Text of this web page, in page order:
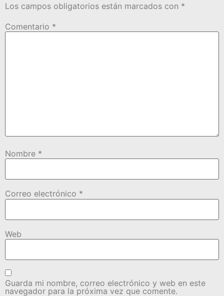
Los campos obligatorios están marcados con *
Comentario *
Nombre *
Correo electrónico *
Web
Guarda mi nombre, correo electrónico y web en este
navegador para la próxima vez que comente.